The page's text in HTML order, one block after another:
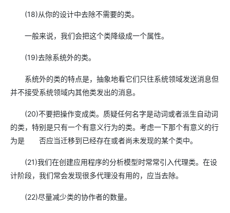
(18)从你的设计中去除不需要的类。
一般来说，我们会把这个类降级成一个属性。
(19)去除系统外的类。
系统外的类的特点是，抽象地看它们只往系统领域发送消息但
并不接受系统领域内其他类发出的消息。
(20)不要把操作变成类。质疑任何名字是动词或者派生自动词
的类，特别是只有一个有意义行为的类。考虑一下那个有意义的行
为是 否应当迁移到已经存在或者尚未发现的某个类中。
(21)我们在创建应用程序的分析模型时常常引入代理类。在设
计阶段，我们常会发现很多代理没有用的，应当去除。
(22)尽量减少类的协作者的数量。